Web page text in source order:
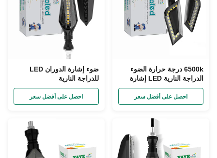
6500k درجة حرارة الضوء
الدراجة النارية LED إشارة
منعطف إشارة إشارة
للدراجات النارية DC12V
احصل على أفضل سعر
ضوء إشارة الدوران LED
للدراجة النارية
احصل على أفضل سعر